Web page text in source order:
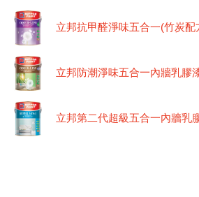
立邦抗甲醛淨味五合一(竹炭配
立邦防潮淨味五合一內牆乳膠
立邦第二代超級五合一內牆乳